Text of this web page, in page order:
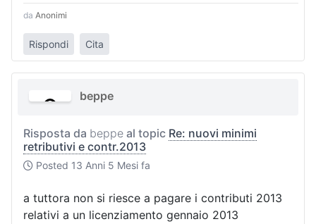
da Anonimi
Rispondi Cita
beppe
Risposta da beppe al topic Re: nuovi minimi
retributivi e contr.2013
Posted 13 Anni 5 Mesi fa
a tuttora non si riesce a pagare i contributi 2013
relativi a un licenziamento gennaio 2013